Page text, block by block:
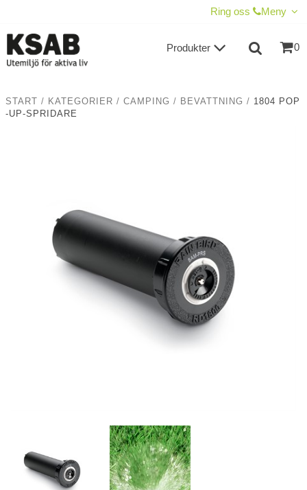
Ring oss Meny
0
Produkter
START / KATEGORIER / CAMPING / BEVATTNING / 1804 POP
-UP-SPRIDARE
TILL KASSAN